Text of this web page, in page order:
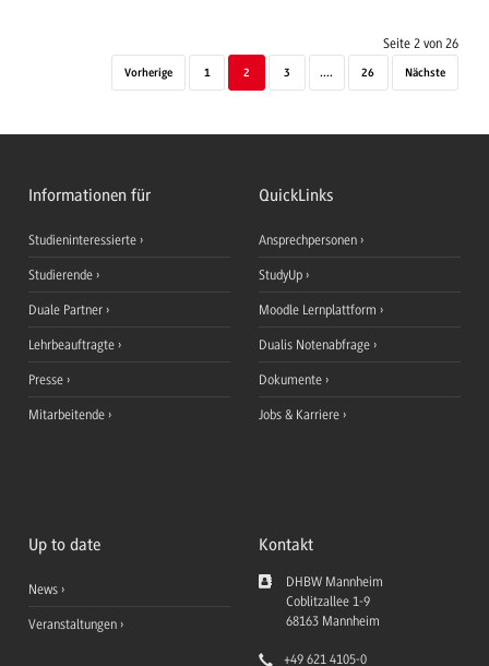
Seite 2 von 26
Vorherige 1 2 3 .... 26 Nächste
Informationen für
Studieninteressierte
Studierende
Duale Partner
Lehrbeauftragte
Presse
Mitarbeitende
QuickLinks
Ansprechpersonen
StudyUp
Moodle Lernplattform
Dualis Notenabfrage
Dokumente
Jobs & Karriere
Up to date
News
Veranstaltungen
Kontakt
DHBW Mannheim
Coblitzallee 1-9
68163 Mannheim
+49 621 4105-0